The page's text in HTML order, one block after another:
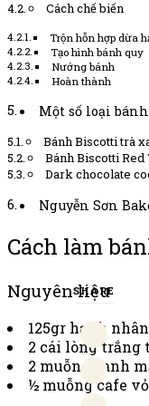
SHARE
Cách chế biến
Trộn hỗn hợp dừa
Tạo hình bánh quy
Nướng bánh
Hoàn thành
Một số loại
Bánh Biscotti trà
Bánh Biscotti Red
Dark chocolate
Nguyễn Sơn
Cách làm
Nguyên liệu
125gr hạnh nhân
2 cái lòng trắng
2 muỗng canh
½ muỗng cafe